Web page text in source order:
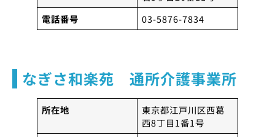
電話番号
03-5876-7834
なぎさ和楽苑 通所介護事業所
所在地
東京都江戸川区西葛
西8丁目1番1号